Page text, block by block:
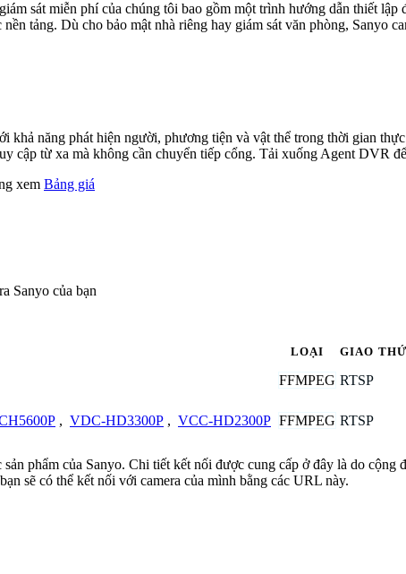
sát miễn phí của chúng tôi bao gồm một trình hướng dẫn thiết
tảng. Dù cho bảo mật nhà riêng hay giám sát văn phòng, Sanyo
năng phát hiện người, phương tiện và vật thể trong thời gian
cập từ xa mà không cần chuyển tiếp cổng. Tải xuống Agent DVR
xem Bảng giá
Sanyo của bạn
LOẠI GIAO
FFMPEG RTSP
, VDC-HD3300P , VCC-HD2300P FFMPEG RTSP
phẩm của Sanyo. Chi tiết kết nối được cung cấp ở đây là do
sẽ có thể kết nối với camera của mình bằng các URL này.